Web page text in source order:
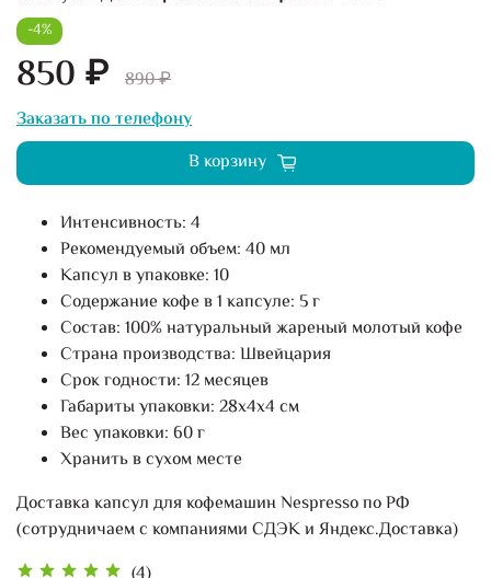
-4%
850 ₽ 890 ₽
Заказать по телефону
В корзину
Интенсивность: 4
Рекомендуемый объем: 40 мл
Капсул в упаковке: 10
Содержание кофе в 1 капсуле: 5 г
Состав: 100% натуральный жареный молотый кофе
Страна производства: Швейцария
Срок годности: 12 месяцев
Габариты упаковки: 28х4х4 см
Вес упаковки: 60 г
Хранить в сухом месте
Доставка капсул для кофемашин Nespresso по РФ
(сотрудничаем с компаниями СДЭК и Яндекс.Доставка)